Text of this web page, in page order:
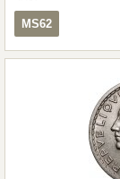
MS62